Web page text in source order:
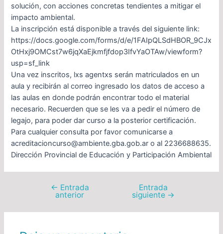
solución, con acciones concretas tendientes a mitigar el
impacto ambiental.
La inscripción está disponible a través del siguiente link:
https://docs.google.com/forms/d/e/1FAIpQLSdHBOR_9CJx
OtHxj9OMCst7w6jqXaEjkmfjfdop3IfvYaOTAw/viewform?
usp=sf_link
Una vez inscritos, lxs agentxs serán matriculados en un
aula y recibirán al correo ingresado los datos de acceso a
las aulas en donde podrán encontrar todo el material
necesario. Recuerden que se les va a pedir el número de
legajo, para poder dar curso a la posterior certificación.
Para cualquier consulta por favor comunicarse a
acreditacioncurso@ambiente.gba.gob.ar o al 2236688635.
Dirección Provincial de Educación y Participación Ambiental
← Entrada
anterior
Entrada
siguiente →